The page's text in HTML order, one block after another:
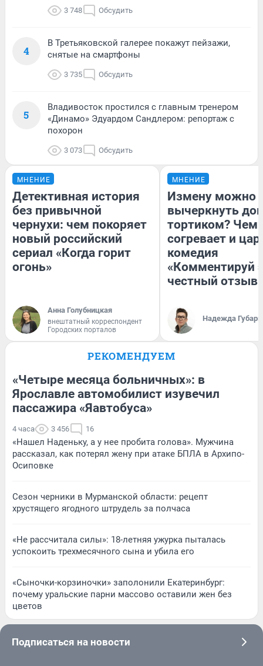
3 748 Обсудить
4
В Третьяковской галерее покажут пейзажи,
снятые на смартфоны
3 735 Обсудить
5
Владивосток простился с главным тренером
«Динамо» Эдуардом Сандлером: репортаж с
похорон
3 073 Обсудить
МНЕНИЕ
Детективная история
без привычной
чернухи: чем покоряет
новый российский
сериал «Когда горит
огонь»
Анна Голубницкая
внештатный корреспондент
Городских порталов
МНЕНИЕ
Измену можно
вычеркнуть
тортиком? Чем
согревает и
комедия
«Комментируй
честный отзыв
Надежда Губарь
РЕКОМЕНДУЕМ
«Четыре месяца больничных»: в
Ярославле автомобилист изувечил
пассажира «Яавтобуса»
4 часа 3 456 16
«Нашел Наденьку, а у нее пробита голова». Мужчина
рассказал, как потерял жену при атаке БПЛА в Архипо-
Осиповке
Сезон черники в Мурманской области: рецепт
хрустящего ягодного штрудель за полчаса
«Не рассчитала силы»: 18-летняя ужурка пыталась
успокоить трехмесячного сына и убила его
«Сыночки-корзиночки» заполонили Екатеринбург:
почему уральские парни массово оставили жен без
цветов
Подписаться на новости